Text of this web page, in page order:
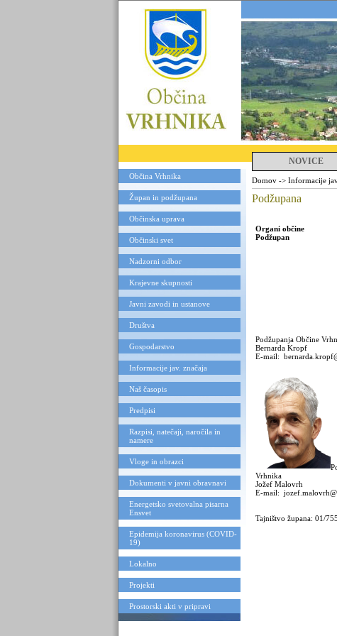
NOVICE
Občina Vrhnika
Župan in podžupana
Občinska uprava
Občinski svet
Nadzorni odbor
Krajevne skupnosti
Javni zavodi in ustanove
Društva
Gospodarstvo
Informacije jav. značaja
Naš časopis
Predpisi
Razpisi, natečaji, naročila in
namere
Vloge in obrazci
Dokumenti v javni obravnavi
Energetsko svetovalna pisarna
Ensvet
Epidemija koronavirus (COVID-
19)
Lokalno
Projekti
Prostorski akti v pripravi
Domov -> Informacije
Podžupana
Organi občine
Podžupan
Podžupanja Občine
Bernarda Kropf
E-mail:
Vrhnika
Jožef Malovrh
E-mail:
Tajništvo župana: 01/